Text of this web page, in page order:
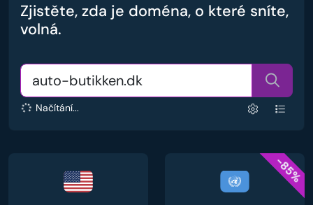
Zjistěte, zda je doména, o které sníte,
volná.
Načítání...
-85%